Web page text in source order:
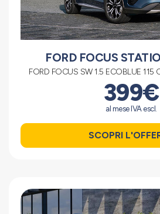
FORD FOCUS
FORD FOCUS SW 1.5 ECOBLUE 115
399€
al mese IVA escl.
SCOPRI